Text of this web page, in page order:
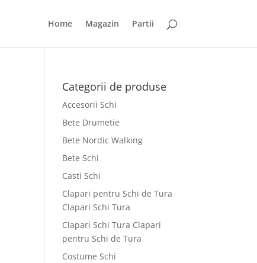
Home Magazin Partii
Categorii de produse
Accesorii Schi
Bete Drumetie
Bete Nordic Walking
Bete Schi
Casti Schi
Clapari pentru Schi de Tura
Clapari Schi Tura
Clapari Schi Tura Clapari
pentru Schi de Tura
Costume Schi